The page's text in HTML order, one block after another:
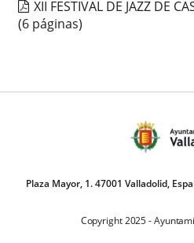
XII FESTIVAL DE JAZZ DE
(6 páginas)
Plaza Mayor, 1. 47001 Valladolid,
Copyright 2025 -